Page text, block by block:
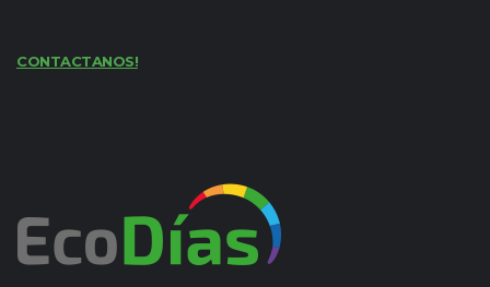
CONTACTANOS!